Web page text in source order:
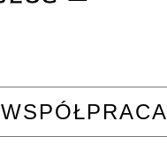
WSPÓŁPRACA